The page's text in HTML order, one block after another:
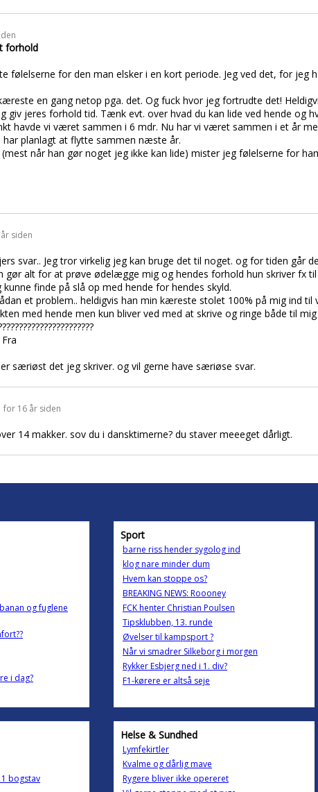
forhold
følelserne for den man elsker i en kort periode. Jeg ved det, for jeg
en gang netop pga. det. Og fuck hvor jeg fortrudte det!
jeres forhold tid. Tænk evt. over hvad du kan lide ved hende og
havde vi været sammen i 6 mdr. Nu har vi været sammen i et år
har planlagt at flytte sammen næste år.
når han gør noget jeg ikke kan lide) mister jeg følelserne for
siden
svar.. Jeg tror virkelig jeg kan bruge det til noget. og for tiden går
gør alt for at prøve ødelægge mig og hendes forhold hun skriver fx
finde på slå op med hende for hendes skyld.
et problem.. heldigvis han min kæreste stolet 100% på mig ind til
med hende men kun bliver ved med at skrive og ringe både til
er særiøst det jeg skriver. og vil gerne have særiøse svar.
for 16 år siden
14 makker. sov du i dansktimerne? du staver meeeget dårligt.
og fuglene
i dag?
Sport
barne riss hender sygolog ind
klog nare minder dum
Hvem kan stoppe os?
BREAKING NEWS: Roooney
FCK henter Christian Poulsen
Tipsklubben, 13. runde
Øvelser til kampsport ?
Når vi smadrer Silkeborg i morgen
Rykker Esbjerg ned i 1. div?
F1-kørere er altså seje
bogstav
Helse & Sundhed
Lymfekirtler
Kvalme og dårlig mave
Rygere bliver ikke opereret